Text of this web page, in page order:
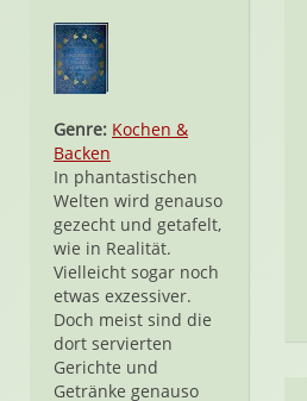
Genre: Kochen &
Backen
In phantastischen
Welten wird genauso
gezecht und getafelt,
wie in Realität.
Vielleicht sogar noch
etwas exzessiver.
Doch meist sind die
dort servierten
Gerichte und
Getränke genauso